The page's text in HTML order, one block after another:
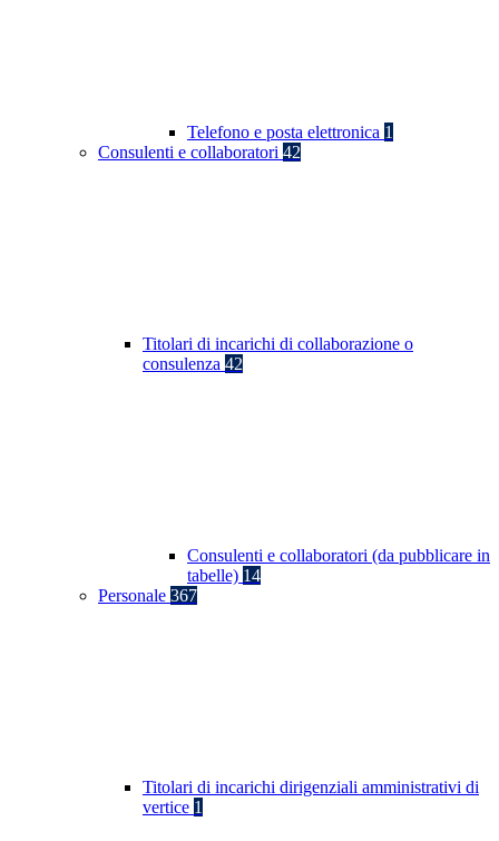
Telefono e posta elettronica 1
Consulenti e collaboratori 42
Titolari di incarichi di collaborazione o
consulenza 42
Consulenti e collaboratori (da pubblicare in
tabelle) 14
Personale 367
Titolari di incarichi dirigenziali amministrativi di
vertice 1